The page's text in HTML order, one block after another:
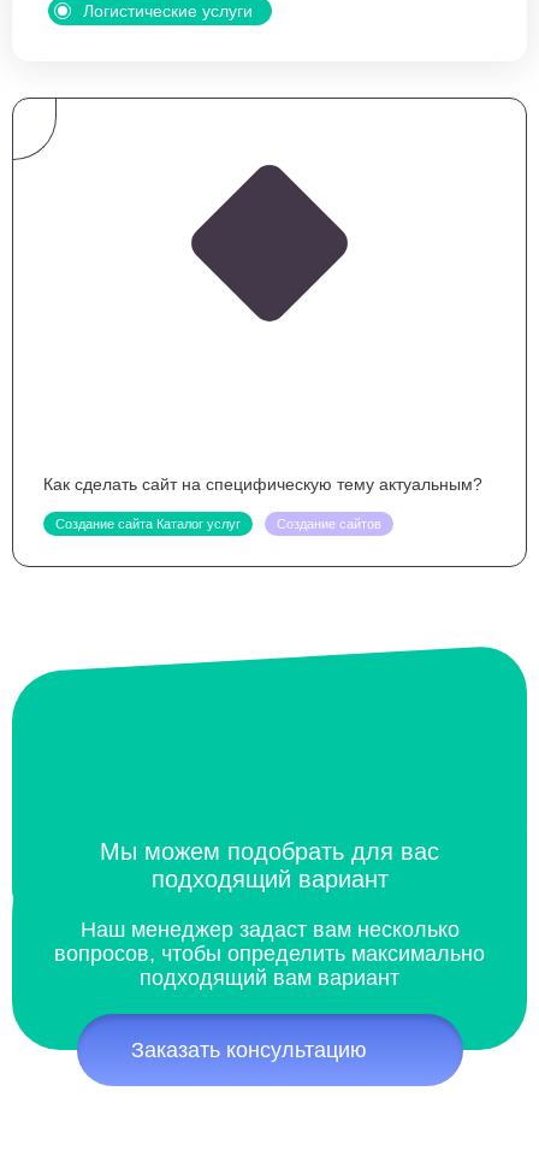
Логистические услуги
Как сделать сайт на специфическую тему актуальным?
Создание сайта Каталог услуг Создание сайтов
Мы можем подобрать для вас
подходящий вариант
Наш менеджер задаст вам несколько
вопросов, чтобы определить максимально
подходящий вам вариант
Заказать консультацию